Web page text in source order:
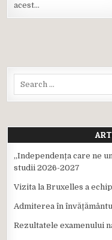
acest…
,,Independența care ne
studii 2026-2027
Vizita la Bruxelles a
Admiterea în
Rezultatele examenului